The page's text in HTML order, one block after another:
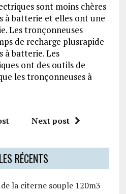
sont moins chères
à batterie et elles ont une
Les tronçonneuses
de recharge plusrapide
à batterie. Les
ont des outils de
les tronçonneuses à
Next post
RÉCENTS
la citerne souple 120m3